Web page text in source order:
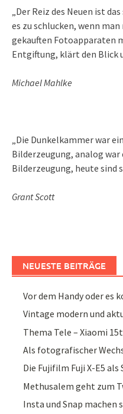
„Der Reiz des Neuen ist
es zu schlucken, wenn
gekauften Fotoapparaten
Entgiftung, klärt den Blick
Michael Mahlke
„Die Dunkelkammer war
Bilderzeugung, analog
Bilderzeugung, heute sind
Grant Scott
NEUESTE BEITRÄGE
Vor dem Handy oder es
Vintage modern und
Thema Tele – Xiaomi
Als fotografischer
Die Fujifilm Fuji X-E5 als
Methusalem geht zum
Insta und Snap